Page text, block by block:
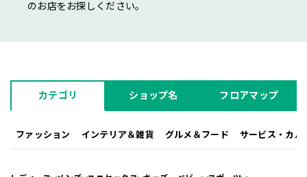
のお店をお探しください。
カテゴリ ショップ名 フロアマップ
ファッション インテリア＆雑貨 グルメ＆フード サービス・カル